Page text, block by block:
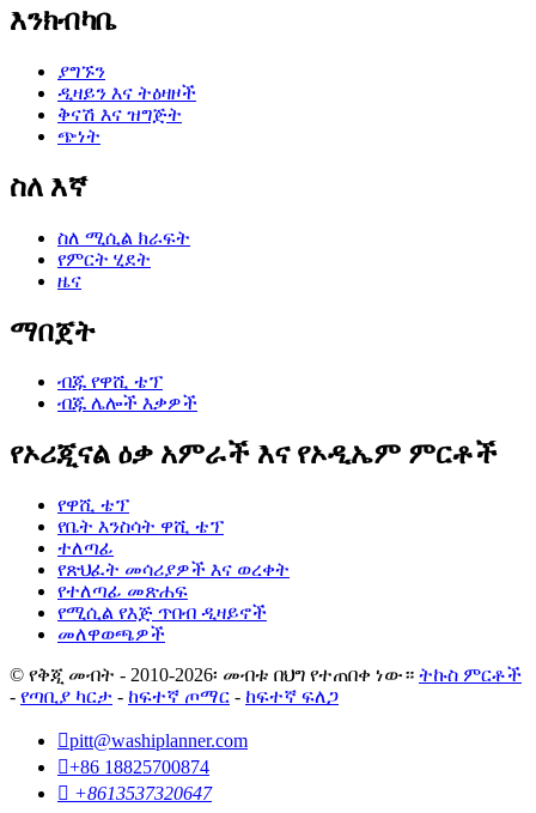
እንክብካቤ
ያግኙን
ዲዛይን እና ትዕዛዞች
ቅናሽ እና ዝግጅት
ጭነት
ስለ እኛ
ስለ ሚሲል ክራፍት
የምርት ሂደት
ዜና
ማበጀት
ብጁ የዋሺ ቴፕ
ብጁ ሌሎች እቃዎች
የኦሪጂናል ዕቃ አምራች እና የኦዲኤም ምርቶች
የዋሺ ቴፕ
የቤት እንስሳት ዋሺ ቴፕ
ተለጣፊ
የጽህፈት መሳሪያዎች እና ወረቀት
የተለጣፊ መጽሐፍ
የሚሲል የእጅ ጥበብ ዲዛይኖች
መለዋወጫዎች
© የቅጂ መብት - 2010-2026፡ መብቱ በህግ የተጠበቀ ነው። ትኩስ ምርቶች
- የጣቢያ ካርታ - ከፍተኛ ጦማር - ከፍተኛ ፍለጋ
pitt@washiplanner.com
+86 18825700874
 +8613537320647